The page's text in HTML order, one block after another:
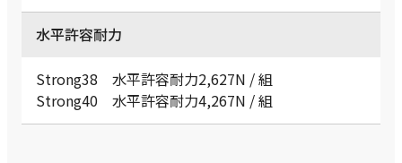
水平許容耐力
Strong38 水平許容耐力2,627N / 組
Strong40 水平許容耐力4,267N / 組